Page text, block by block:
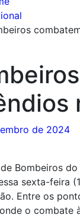
de 2024
Bombeiros
sexta-feira
Entre os
o combate